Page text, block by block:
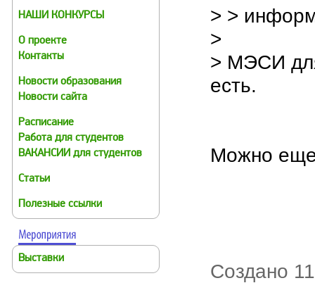
НАШИ КОНКУРСЫ
О проекте
Контакты
Новости образования
Новости сайта
Расписание
Работа для студентов
ВАКАНСИИ для студентов
Статьи
Полезные ссылки
Выставки
> >
>
> МЭСИ
есть.
Можно
Создано